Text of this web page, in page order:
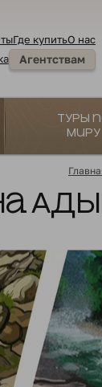
Где купитьО нас
Агентствам
Туры
миру